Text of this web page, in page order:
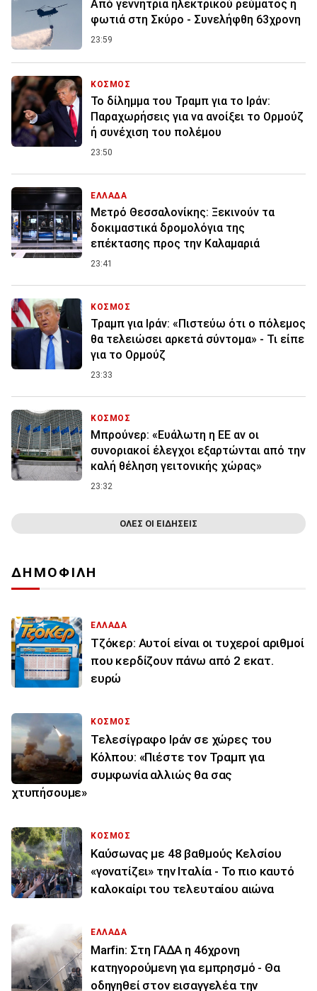
Από γεννήτρια ηλεκτρικού ρεύματος η
φωτιά στη Σκύρο - Συνελήφθη 63χρονη
23:59
ΚΟΣΜΟΣ
Το δίλημμα του Τραμπ για το Ιράν:
Παραχωρήσεις για να ανοίξει το Ορμούζ
ή συνέχιση του πολέμου
23:50
ΕΛΛΑΔΑ
Μετρό Θεσσαλονίκης: Ξεκινούν τα
δοκιμαστικά δρομολόγια της
επέκτασης προς την Καλαμαριά
23:41
ΚΟΣΜΟΣ
Τραμπ για Ιράν: «Πιστεύω ότι ο πόλεμος
θα τελειώσει αρκετά σύντομα» - Τι είπε
για το Ορμούζ
23:33
ΚΟΣΜΟΣ
Μπρούνερ: «Ευάλωτη η ΕΕ αν οι
συνοριακοί έλεγχοι εξαρτώνται από την
καλή θέληση γειτονικής χώρας»
23:32
ΟΛΕΣ ΟΙ ΕΙΔΗΣΕΙΣ
ΔΗΜΟΦΙΛΗ
ΕΛΛΑΔΑ
Τζόκερ: Αυτοί είναι οι τυχεροί αριθμοί
που κερδίζουν πάνω από 2 εκατ.
ευρώ
ΚΟΣΜΟΣ
Τελεσίγραφο Ιράν σε χώρες του
Κόλπου: «Πιέστε τον Τραμπ για
συμφωνία αλλιώς θα σας
χτυπήσουμε»
ΚΟΣΜΟΣ
Καύσωνας με 48 βαθμούς Κελσίου
«γονατίζει» την Ιταλία - Το πιο καυτό
καλοκαίρι του τελευταίου αιώνα
ΕΛΛΑΔΑ
Marfin: Στη ΓΑΔΑ η 46χρονη
κατηγορούμενη για εμπρησμό - Θα
οδηγηθεί στον εισαγγελέα την